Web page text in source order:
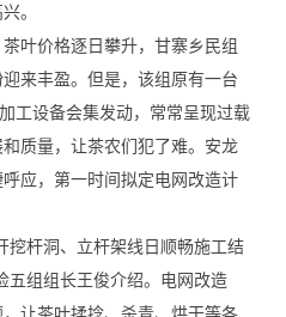
。
价格逐日攀升，甘寨乡民组
来丰盈。但是，该组原有一台
工设备会集发动，常常呈现过载
质量，让茶农们犯了难。安龙
应，第一时间拟定电网改造计
杆洞、立杆架线日顺畅施工结
五组组长王俊介绍。电网改造